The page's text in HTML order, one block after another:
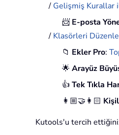
/ Gelişmiş Kurallar
📨 E-posta
/ Klasörleri Düzenle
📁 Ekler Pro:
🌟Arayüz
👍Tek Tıkla
👩🏼‍🤝‍👩🏻
Kutools'u tercih